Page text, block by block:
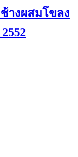
างผสมโขลง